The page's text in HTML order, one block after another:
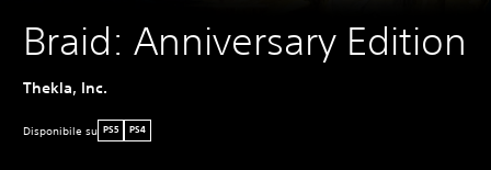
Braid: Anniversary Edition
Thekla, Inc.
Disponibile su PS5 PS4